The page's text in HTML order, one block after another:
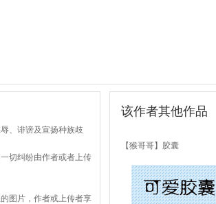
、诽谤及宣扬种族歧
切纠纷由作者或者上传
图片，作者或上传者享
该作者其他作品
【猴哥哥】胶囊